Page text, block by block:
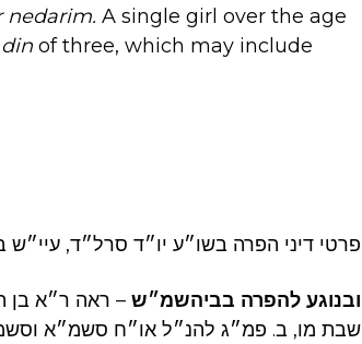
nedarim. A single girl over the age
of three, which may include
פרטי דיני הפרה בשו״ע יו״ד סרל״ד, עיי״ש
ובנוגע להפרה בביהשמ״ש – ראה ר״א בן
שבת מו, ב. פמ״ג להנ״ל או״ח סשמ״א